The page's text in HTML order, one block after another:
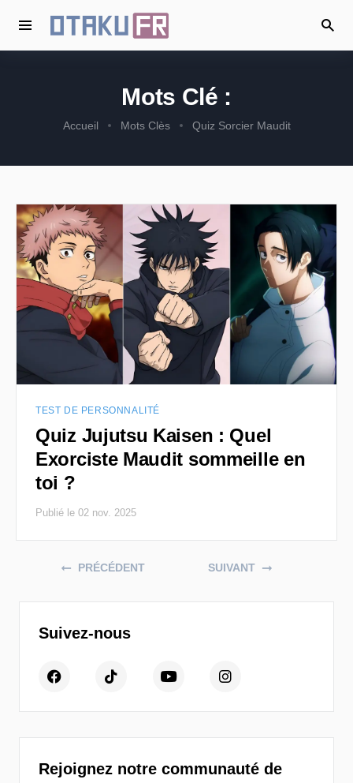
Mots Clé :
Accueil Mots Clès Quiz Sorcier Maudit
TEST DE PERSONNALITÉ
Quiz Jujutsu Kaisen : Quel
Exorciste Maudit sommeille en
toi ?
Publié le 02 nov. 2025
Posts navigation
PRÉCÉDENT SUIVANT
Suivez-nous
Rejoignez notre communauté de